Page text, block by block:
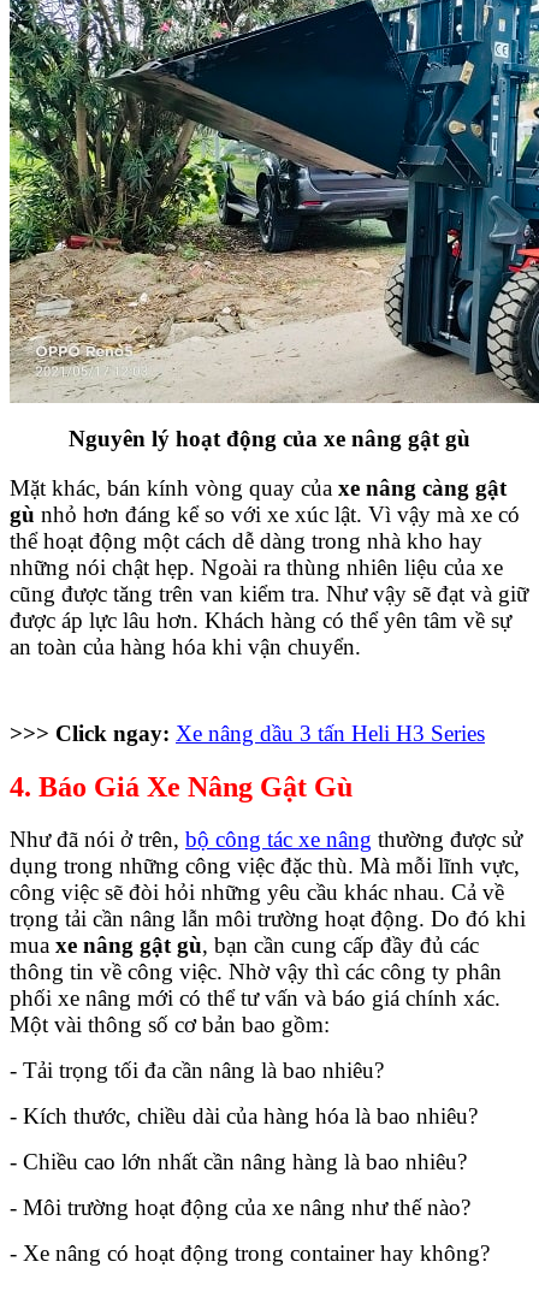
Nguyên lý hoạt động của xe nâng gật gù
Mặt khác, bán kính vòng quay của xe nâng càng gật
gù nhỏ hơn đáng kể so với xe xúc lật. Vì vậy mà xe có
thể hoạt động một cách dễ dàng trong nhà kho hay
những nói chật hẹp. Ngoài ra thùng nhiên liệu của xe
cũng được tăng trên van kiểm tra. Như vậy sẽ đạt và giữ
được áp lực lâu hơn. Khách hàng có thể yên tâm về sự
an toàn của hàng hóa khi vận chuyển.
>>> Click ngay: Xe nâng dầu 3 tấn Heli H3 Series
4. Báo Giá Xe Nâng Gật Gù
Như đã nói ở trên, bộ công tác xe nâng thường được sử
dụng trong những công việc đặc thù. Mà mỗi lĩnh vực,
công việc sẽ đòi hỏi những yêu cầu khác nhau. Cả về
trọng tải cần nâng lẫn môi trường hoạt động. Do đó khi
mua xe nâng gật gù, bạn cần cung cấp đầy đủ các
thông tin về công việc. Nhờ vậy thì các công ty phân
phối xe nâng mới có thể tư vấn và báo giá chính xác.
Một vài thông số cơ bản bao gồm:
- Tải trọng tối đa cần nâng là bao nhiêu?
- Kích thước, chiều dài của hàng hóa là bao nhiêu?
- Chiều cao lớn nhất cần nâng hàng là bao nhiêu?
- Môi trường hoạt động của xe nâng như thế nào?
- Xe nâng có hoạt động trong container hay không?